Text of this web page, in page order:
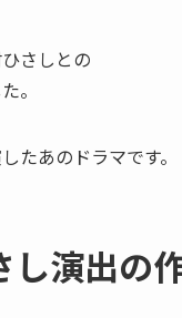
さしとの
。
たあのドラマです。
し演出の